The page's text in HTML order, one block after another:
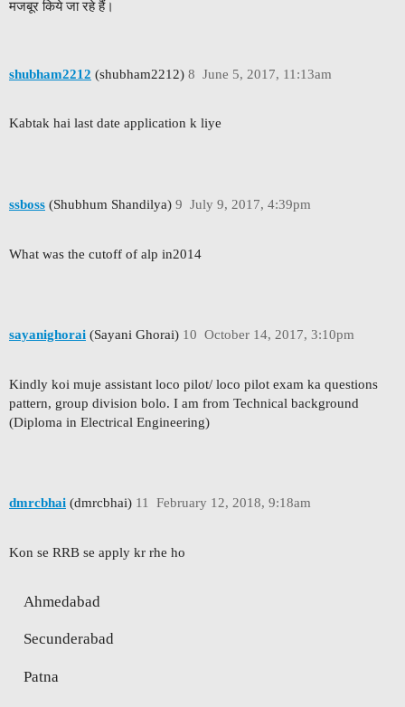
मजबूर किये जा रहे हैं।
shubham2212 (shubham2212) June 5, 2017, 11:13am
8
Kabtak hai last date application k liye
ssboss (Shubhum Shandilya) July 9, 2017, 4:39pm
9
What was the cutoff of alp in2014
sayanighorai (Sayani Ghorai) October 14, 2017, 3:10pm
10
Kindly koi muje assistant loco pilot/ loco pilot exam ka questions
pattern, group division bolo. I am from Technical background
(Diploma in Electrical Engineering)
dmrcbhai (dmrcbhai) February 12, 2018, 9:18am
11
Kon se RRB se apply kr rhe ho
Ahmedabad
Secunderabad
Patna